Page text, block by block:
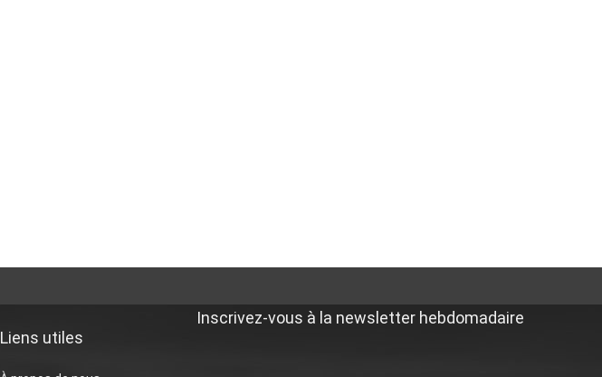
Liens utiles
Inscrivez-vous à la newsletter hebdomadaire